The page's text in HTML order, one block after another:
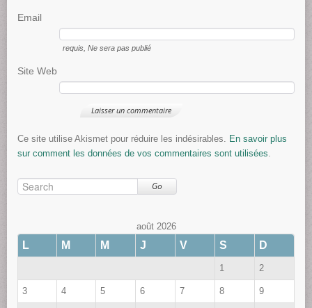
Email
requis , Ne sera pas publié
Site Web
Ce site utilise Akismet pour réduire les indésirables. En savoir plus
sur comment les données de vos commentaires sont utilisées
Go
août 2026
L M M J V S D
1 2
3 4 5 6 7 8 9